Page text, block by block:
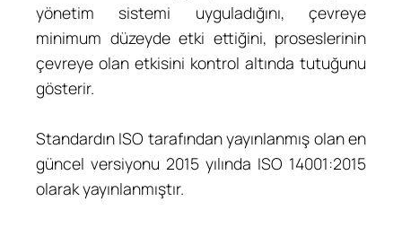
yönetim sistemi uyguladığını, çevreye
minimum düzeyde etki ettiğini, proseslerinin
çevreye olan etkisini kontrol altında tutuğunu
gösterir.
Standardın ISO tarafından yayınlanmış olan en
güncel versiyonu 2015 yılında ISO 14001:2015
olarak yayınlanmıştır.